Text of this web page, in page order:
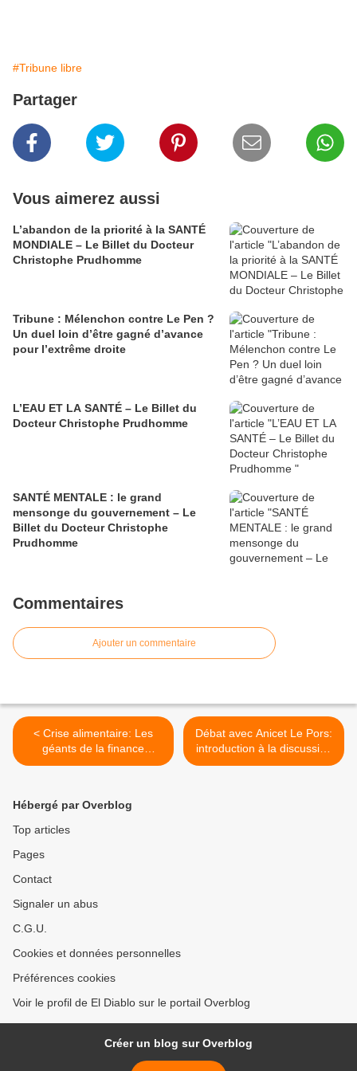
#Tribune libre
Partager
Vous aimerez aussi
L’abandon de la priorité à la SANTÉ
MONDIALE – Le Billet du Docteur
Christophe Prudhomme
Tribune : Mélenchon contre Le Pen ?
Un duel loin d’être gagné d’avance
pour l’extrême droite
L’EAU ET LA SANTÉ – Le Billet du
Docteur Christophe Prudhomme
SANTÉ MENTALE : le grand
mensonge du gouvernement – Le
Billet du Docteur Christophe
Prudhomme
Commentaires
Ajouter un commentaire
< Crise alimentaire: Les
géants de la finance
spéculent sur la famine
Débat avec Anicet Le Pors:
introduction à la discussion
>
Hébergé par Overblog
Top articles
Pages
Contact
Signaler un abus
C.G.U.
Cookies et données personnelles
Préférences cookies
Voir le profil de El Diablo sur le portail Overblog
Créer un blog sur Overblog